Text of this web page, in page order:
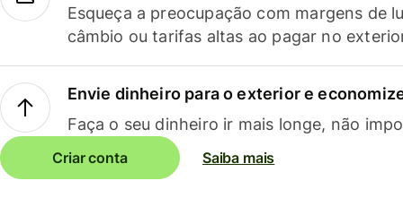
Esqueça a preocupação com margens de
câmbio ou tarifas altas ao pagar no
Envie dinheiro para o exterior e
Faça o seu dinheiro ir mais longe, não
Criar conta Saiba mais